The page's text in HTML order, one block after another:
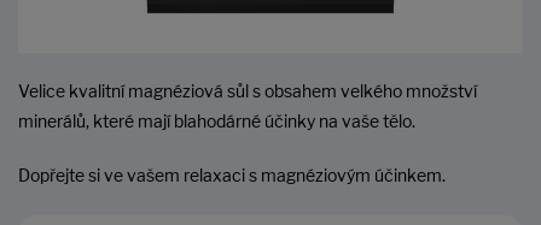
Velice kvalitní magnéziová sůl s obsahem velkého množství
minerálů, které mají blahodárné účinky na vaše tělo.
Dopřejte si ve vašem relaxaci s magnéziovým účinkem.